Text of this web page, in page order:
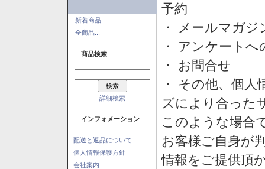
新着商品...
全商品...
商品検索
詳細検索
インフォメーション
配送と返品について
個人情報保護方針
会社案内
予約
・ メールマガ
・ アンケートへ
・ お問合せ
・ その他、個
ズにより合った
このような場合
お客様ご自身が
情報をご提供頂